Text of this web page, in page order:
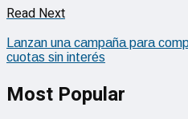
Read Next
Lanzan una campaña para
cuotas sin interés
Most Popular